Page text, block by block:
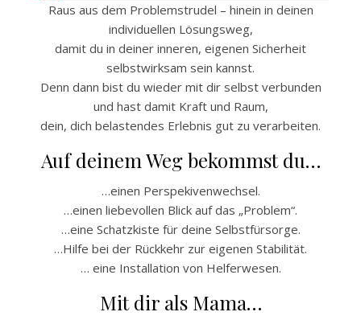
Raus aus dem Problemstrudel – hinein in deinen
individuellen Lösungsweg,
damit du in deiner inneren, eigenen Sicherheit
selbstwirksam sein kannst.
Denn dann bist du wieder mit dir selbst verbunden
und hast damit Kraft und Raum,
dein, dich belastendes Erlebnis gut zu verarbeiten.
Auf deinem Weg bekommst du…
…einen Perspekivenwechsel.
…einen liebevollen Blick auf das „Problem“.
…eine Schatzkiste für deine Selbstfürsorge.
…Hilfe bei der Rückkehr zur eigenen Stabilität.
… eine Installation von Helferwesen.
Mit dir als Mama…